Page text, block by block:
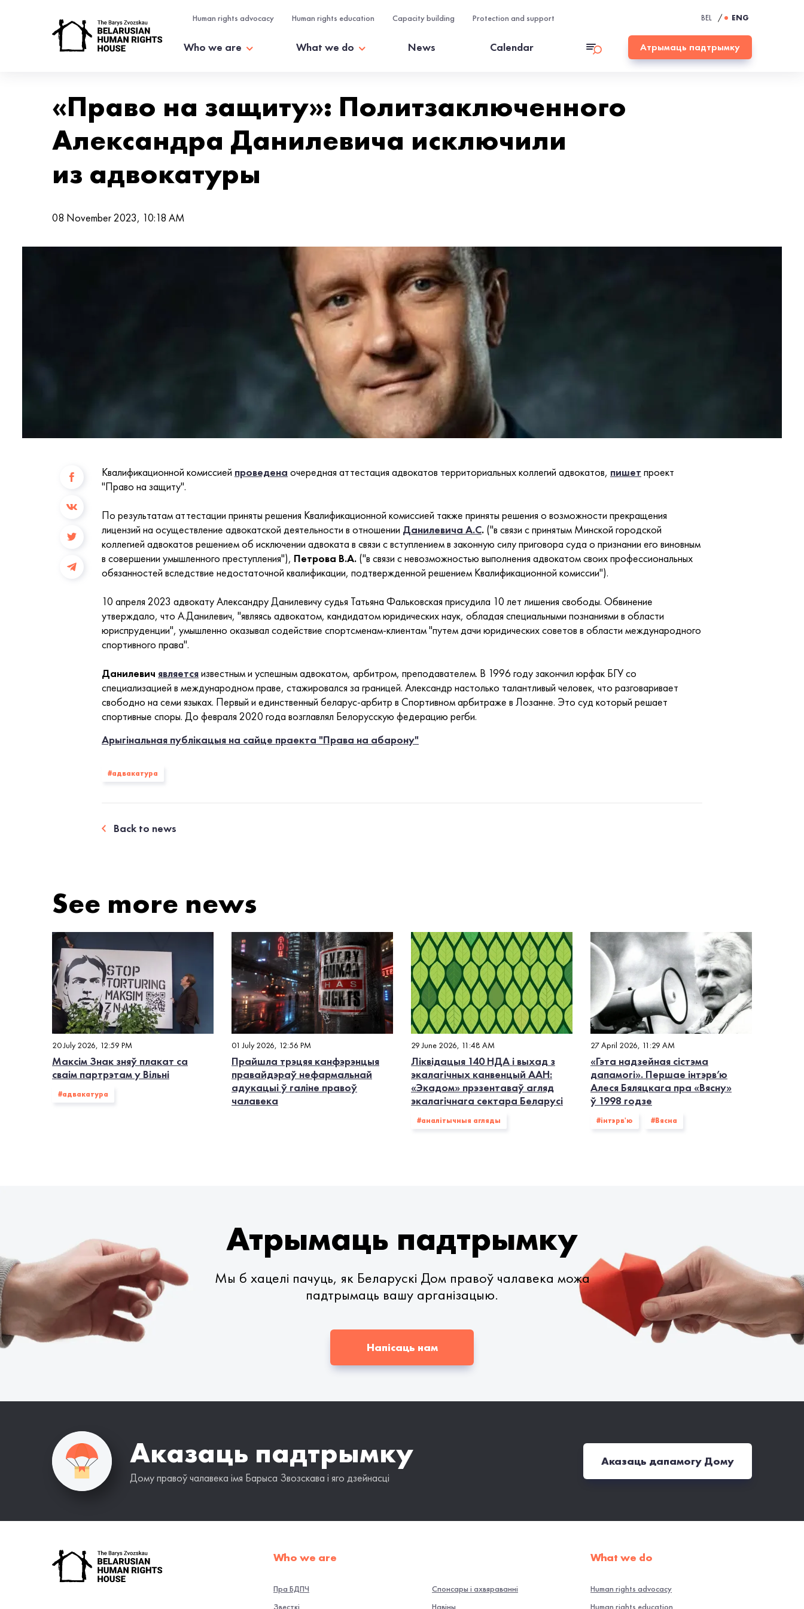
Human rights advocacy Human rights education Capacity building Protection and support BEL / ENG
Who we are What we do News Calendar Атрымаць падтрымку
«Право на защиту»: Политзаключенного
Александра Данилевича исключили
из адвокатуры
08 November 2023, 10:18 AM
Квалификационной комиссией проведена очередная аттестация адвокатов территориальных коллегий адвокатов, пишет проект
"Право на защиту".
По результатам аттестации приняты решения Квалификационной комиссией также приняты решения о возможности прекращения
лицензий на осуществление адвокатской деятельности в отношении Данилевича А.С. ("в связи с принятым Минской городской
коллегией адвокатов решением об исключении адвоката в связи с вступлением в законную силу приговора суда о признании его виновным
в совершении умышленного преступления"), Петрова В.А. ("в связи с невозможностью выполнения адвокатом своих профессиональных
обязанностей вследствие недостаточной квалификации, подтвержденной решением Квалификационной комиссии").
10 апреля 2023 адвокату Александру Данилевичу судья Татьяна Фальковская присудила 10 лет лишения свободы. Обвинение
утверждало, что А.Данилевич, "являясь адвокатом, кандидатом юридических наук, обладая специальными познаниями в области
юриспруденции", умышленно оказывал содействие спортсменам-клиентам "путем дачи юридических советов в области международного
спортивного права".
Данилевич являетсяизвестным и успешным адвокатом, арбитром, преподавателем. В 1996 году закончил юрфак БГУ со
специализацией в международном праве, стажировался за границей. Александр настолько талантливый человек, что разговаривает
свободно на семи языках. Первый и единственный беларус-арбитр в Спортивном арбитраже в Лозанне. Это суд который решает
спортивные споры. До февраля 2020 года возглавлял Белорусскую федерацию регби.
Арыгінальная публікацыя на сайце праекта "Права на абарону"
#адвакатура
Back to news
See more news
20 July 2026, 12:59 PM
Максім Знак зняў плакат са
сваім партрэтам у Вільні
#адвакатура
01 July 2026, 12:56 PM
Прайшла трэцяя канфэрэнцыя
правайдэраў нефармальнай
адукацыі ў галіне правоў
чалавека
29 June 2026, 11:48 AM
Ліквідацыя 140 НДА і выхад з
экалагiчных канвенцый ААН:
«Экадом» прэзентаваў агляд
экалагічнага сектара Беларусі
#аналітычныя агляды
27 April 2026, 11:29 AM
«Гэта надзейная сістэма
дапамогі». Першае інтэрв’ю
Алеся Бяляцкага пра «Вясну»
ў 1998 годзе
#інтэрв'ю #Вясна
Атрымаць падтрымку
Мы б хацелі пачуць, як Беларускі Дом правоў чалавека можа
падтрымаць вашу арганізацыю.
Напісаць нам
Аказаць падтрымку
Дому правоў чалавека імя Барыса Звозскава і яго дзейнасці
Аказаць дапамогу Дому
Who we are
Пра БДПЧ
Звесткі
Спонсары і ахвяраванні
Навiны
What we do
Human rights advocacy
Human rights education